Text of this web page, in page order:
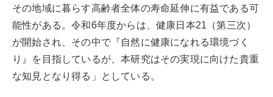
その地域に暮らす高齢者全体の寿命延伸に有益である可
能性がある。令和6年度からは、健康日本21（第三次）
が開始され、その中で『自然に健康になれる環境づく
り』を目指しているが、本研究はその実現に向けた貴重
な知見となり得る」としている。